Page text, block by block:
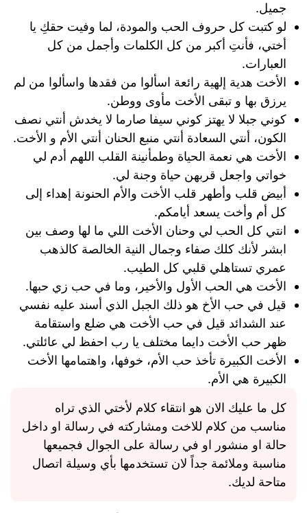
جميل.
لو كتبت كل حروف الحب والمودة، لما وفيت حقكِ يا
أختي، فأنتِ أكبر من كل الكلمات وأجمل من كل
العبارات.
الأخت هدية إلهية رائعة اسألوا من فقدها واسألوا من لم
يرزق بها و تبقى الأخت مأوى ووطن.
كوني جبلا لا يهتز كوني سيفا صارما لا يخدش أنتي نصف
الكون، أنتي السعادة أنتي منبع الحنان أنتي الأم و الأخت.
الأخت هي نعمة الحياة وطمأنينة القلب اللهم أدم لي
خواتي واجعل قربهن حياة وجنة لي.
أبيض قلب وأطهر قلب الأخت والأم الحنونة إهداء إلى
كل أم وأخت يسعد أيامكم.
انتي كل الحب لي وحنان الأخت اللي ما لها وصف بين
ابشر لأنك كلك صفاء وجمال النية الخالصة كالذهب
عمري تستاهلي قلبي كل الطيب.
الأخت هي الحب الأول والأخير، وما في حب زي حبها.
قيل في حب الأخ هو ذلك الجبل الذي أسند عليه نفسي
عند الشدائد قيل في حب الأخت هي ضلع واستقامة
ظهر حب الأخت دايما مختلف يا رب احفظ لي عائلتي.
الأخت الكبيرة تأخذ حب الأم، خوفها، واهتمامها الأخت
الكبيرة هي الأم.
كل ما عليك الان هو انتقاء كلام لأختي الذي تراه
مناسب من كلام للاخت ومشاركته في رسالة او داخل
حالة او منشور او في رسالة على الجوال فجميعها
مناسبة وملائمة جداً لان تستخدمها بأي وسيلة اتصال
متاحة لديك.